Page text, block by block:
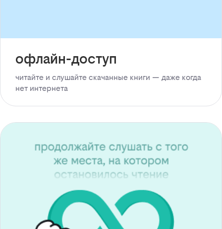
офлайн-доступ
читайте и слушайте скачанные книги — даже когда
нет интернета